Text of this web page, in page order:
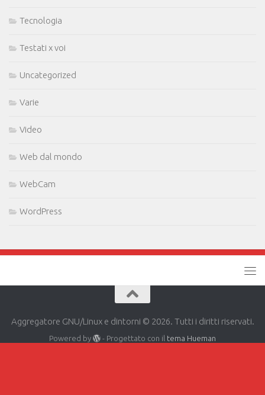
Tecnologia
Testati x voi
Uncategorized
Varie
Video
Web dal mondo
WebCam
WordPress
Aggregatore GNU/Linux e dintorni © 2026. Tutti i diritti riservati.
Powered by - Progettato con il tema Hueman